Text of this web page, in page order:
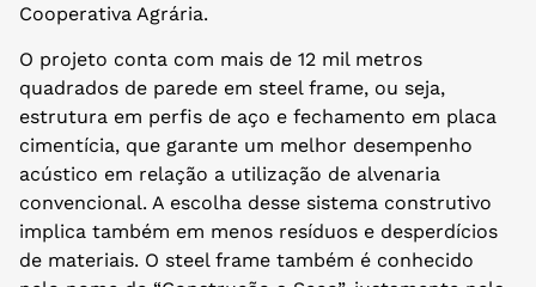
Cooperativa Agrária.
O projeto conta com mais de 12 mil metros
quadrados de parede em steel frame, ou seja,
estrutura em perfis de aço e fechamento em placa
cimentícia, que garante um melhor desempenho
acústico em relação a utilização de alvenaria
convencional. A escolha desse sistema construtivo
implica também em menos resíduos e desperdícios
de materiais. O steel frame também é conhecido